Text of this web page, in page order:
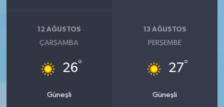
12 AĞUSTOS
ÇARŞAMBA
26°
Güneşli
13 AĞUSTOS
PERŞEMBE
27°
Güneşli